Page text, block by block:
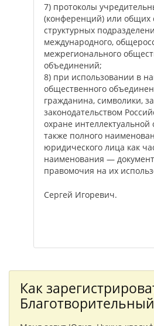
7) протоколы
(конференций) или общих
структурных
международного,
межрегионального
объединений;
8) при использовании в
общественного
гражданина, символики,
законодательством
охране интеллектуальной
также полного
юридического лица как
наименования —
правомочия на их
Сергей Игоревич.
Как